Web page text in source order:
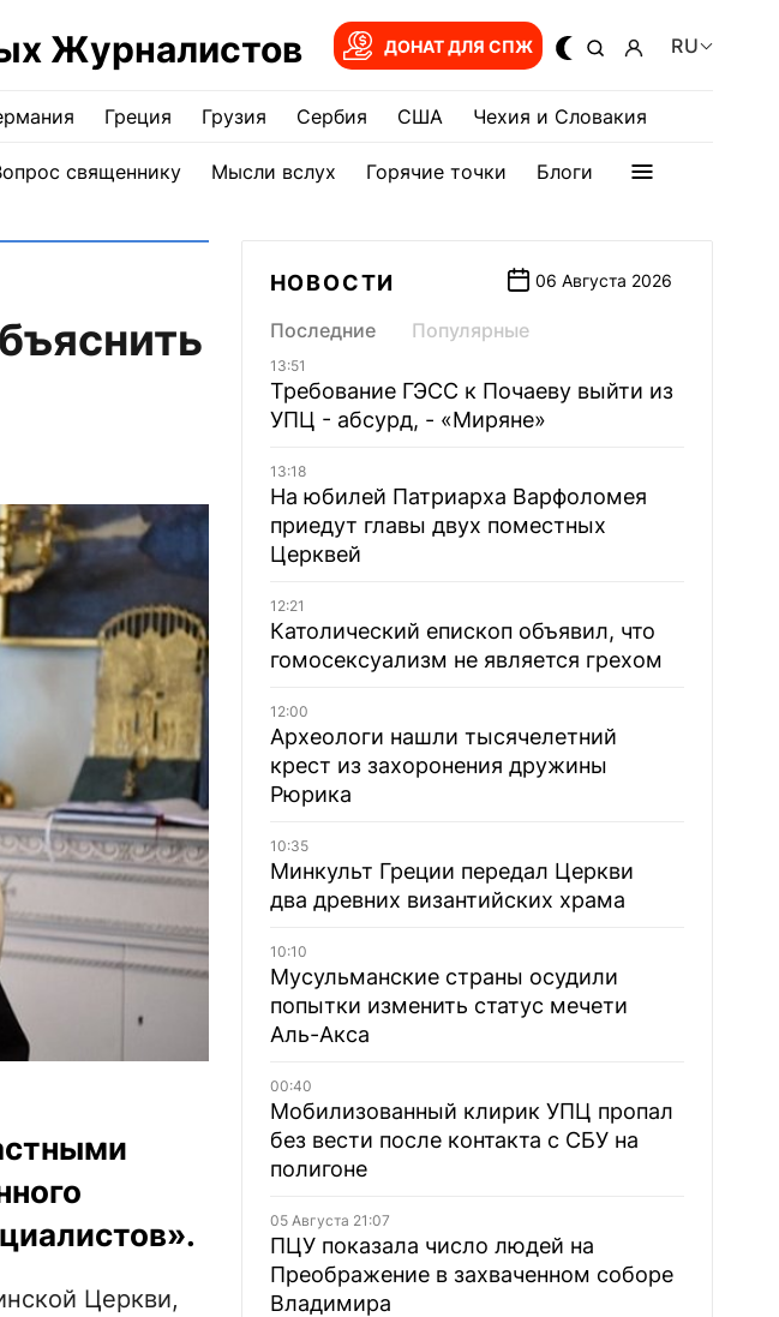
Журналистов ДОНАТ ДЛЯ СПЖ RU
Греция Грузия Сербия США Чехия и Словакия
священнику Мысли вслух Горячие точки Блоги
Церкви,
НОВОСТИ 06 Августа 2026
Последние Популярные
13:51
Требование ГЭСС к Почаеву выйти из
УПЦ - абсурд, - «Миряне»
13:18
На юбилей Патриарха Варфоломея
приедут главы двух поместных
Церквей
12:21
Католический епископ объявил, что
гомосексуализм не является грехом
12:00
Археологи нашли тысячелетний
крест из захоронения дружины
Рюрика
10:35
Минкульт Греции передал Церкви
два древних византийских храма
10:10
Мусульманские страны осудили
попытки изменить статус мечети
Аль-Акса
00:40
Мобилизованный клирик УПЦ пропал
без вести после контакта с СБУ на
полигоне
05 Августа 21:07
ПЦУ показала число людей на
Преображение в захваченном соборе
Владимира